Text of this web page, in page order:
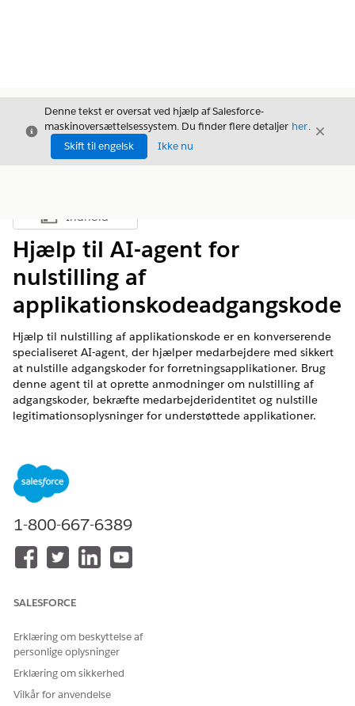
Luk
Denne tekst er oversat ved hjælp af Salesforce-
maskinoversættelsessystem. Du finder flere detaljer her.
Skift til engelsk
Ikke nu
Luk
Vis indholdsfortegnelse
Indhold
Hjælp til AI-agent for
nulstilling af
applikationskodeadgangskode
Hjælp til nulstilling af applikationskode er en konverserende
specialiseret AI-agent, der hjælper medarbejdere med sikkert
at nulstille adgangskoder for forretningsapplikationer. Brug
denne agent til at oprette anmodninger om nulstilling af
adgangskoder, bekræfte medarbejderidentitet og nulstille
legitimationsoplysninger for understøttede applikationer.
Denne agent håndterer kun applikationsadgangskoder, den
understøtter ikke system-, netværks- eller
operativsystemadgangskodenulstillinger.
EDITIONSHEADING
Tilgængelig i: Lightning Experience
tilføjelsesprogrammet AI Agent for medarbejdere.
Servicekatalogelementer
Denne specialiserede agent bruger automatisk disse SCI-
skabeloner til at fuldføre din anmodning. Du kan konfigurere
yderligere servicekatalogelementskabeloner til at understøtte
1-800-667-6389
SALESFORCE
Erklæring om beskyttelse af
personlige oplysninger
Erklæring om sikkerhed
Vilkår for anvendelse